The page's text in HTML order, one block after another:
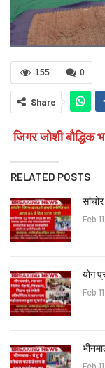
0
155
Share
जिगर जोशी बौद्धिक
RELATED POSTS
Feb
योग
Feb